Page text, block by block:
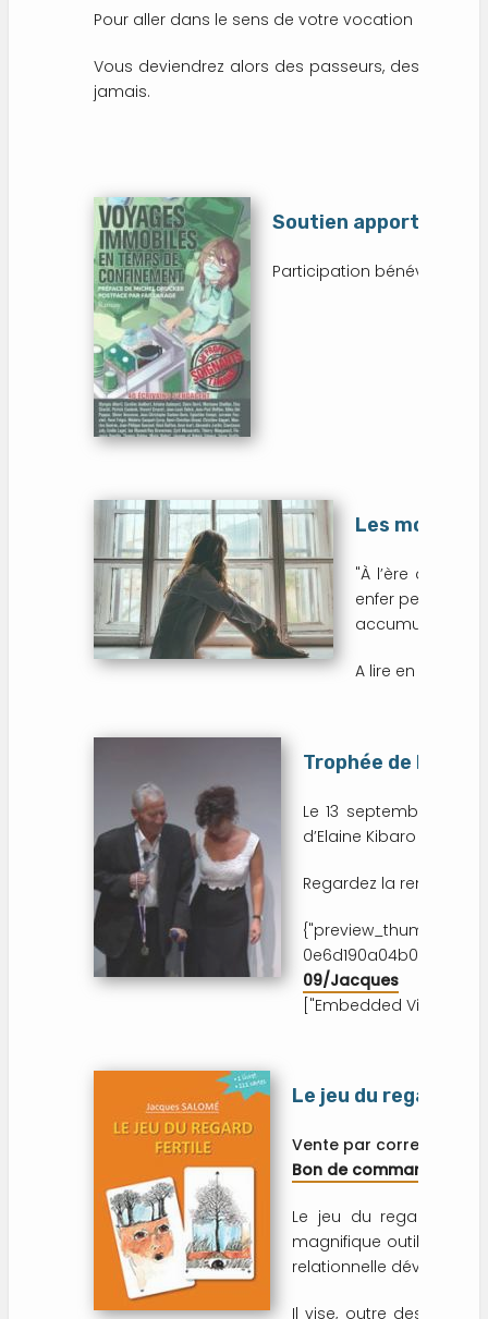
Pour aller dans le sens de votre vocation
Vous deviendrez alors des passeurs, des
jamais.
Soutien apporté au
Participation bénévole de
Les mots de
"À l’ère du
enfer
accumulation,
A lire en ligne
Trophée de la Paix
Le 13 septembre
d’Elaine Kibaro qui
Regardez la remise
09/Jacques
["Embedded Video
Le jeu du regard
Vente par
Bon de commande à
Le jeu du regard fertile
magnifique outil
relationnelle
Il vise, outre des